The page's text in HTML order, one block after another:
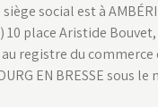
social est à
10 place Aristide Bouvet,
registre du commerce
EN BRESSE sous le